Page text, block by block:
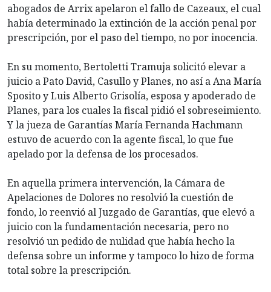
abogados de Arrix apelaron el fallo de Cazeaux, el cual
había determinado la extinción de la acción penal por
prescripción, por el paso del tiempo, no por inocencia.
En su momento, Bertoletti Tramuja solicitó elevar a
juicio a Pato David, Casullo y Planes, no así a Ana María
Sposito y Luis Alberto Grisolía, esposa y apoderado de
Planes, para los cuales la fiscal pidió el sobreseimiento.
Y la jueza de Garantías María Fernanda Hachmann
estuvo de acuerdo con la agente fiscal, lo que fue
apelado por la defensa de los procesados.
En aquella primera intervención, la Cámara de
Apelaciones de Dolores no resolvió la cuestión de
fondo, lo reenvió al Juzgado de Garantías, que elevó a
juicio con la fundamentación necesaria, pero no
resolvió un pedido de nulidad que había hecho la
defensa sobre un informe y tampoco lo hizo de forma
total sobre la prescripción.